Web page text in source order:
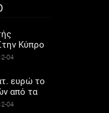
Κύπρο
ΗΠΑ
04
ευρώ το
από τα
04